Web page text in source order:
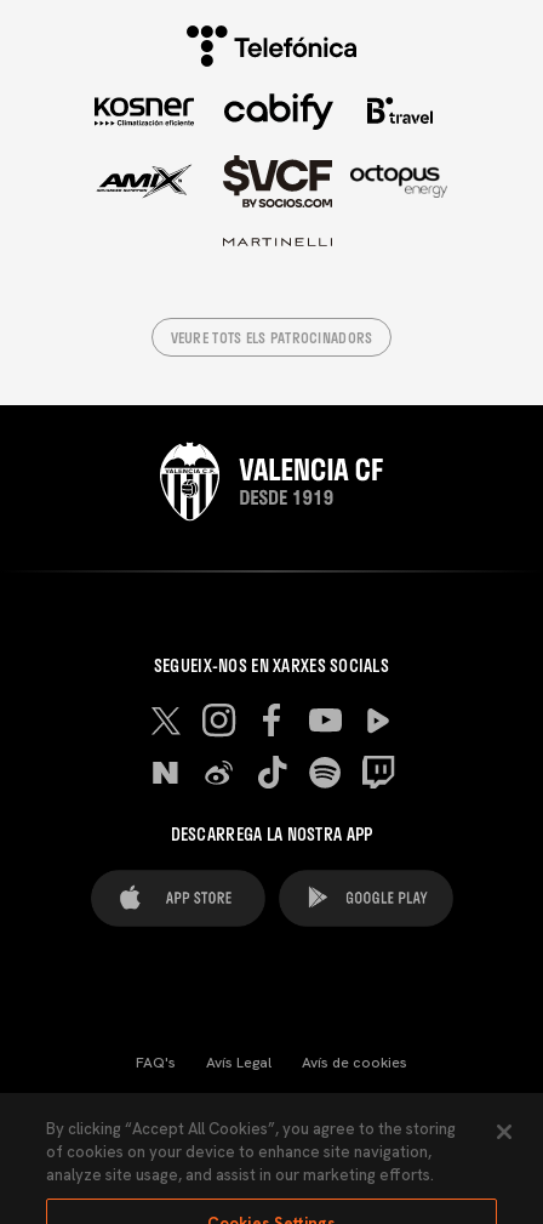
VEURE TOTS ELS PATROCINADORS
SEGUEIX-NOS EN XARXES SOCIALS
DESCARREGA LA NOSTRA APP
FAQ's Avís Legal Avís de cookies
Llei de Transparència Política de Privacitat
Accessibilitat
By clicking “Accept All Cookies”, you agree to the storing
of cookies on your device to enhance site navigation,
analyze site usage, and assist in our marketing efforts.